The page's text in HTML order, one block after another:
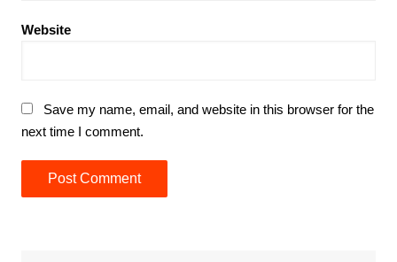
Website
Save my name, email, and website in this browser for the
next time I comment.